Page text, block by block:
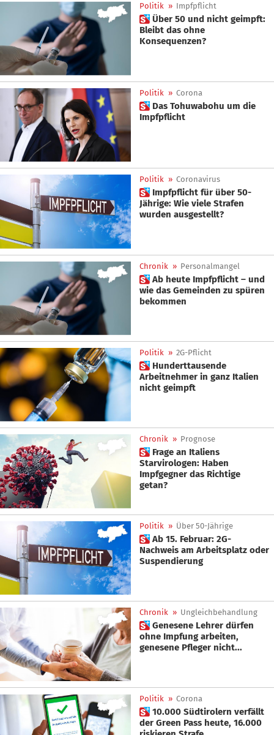
Politik » Impfpflicht
 Über 50 und nicht geimpft:
Bleibt das ohne
Konsequenzen?
Politik » Corona
 Das Tohuwabohu um die
Impfpflicht
Politik » Coronavirus
 Impfpflicht für über 50-
Jährige: Wie viele Strafen
wurden ausgestellt?
Chronik » Personalmangel
 Ab heute Impfpflicht – und
wie das Gemeinden zu spüren
bekommen
Politik » 2G-Pflicht
 Hunderttausende
Arbeitnehmer in ganz Italien
nicht geimpft
Chronik » Prognose
 Frage an Italiens
Starvirologen: Haben
Impfgegner das Richtige
getan?
Politik » Über 50-Jährige
 Ab 15. Februar: 2G-
Nachweis am Arbeitsplatz oder
Suspendierung
Chronik » Ungleichbehandlung
 Genesene Lehrer dürfen
ohne Impfung arbeiten,
genesene Pfleger nicht...
Politik » Corona
 10.000 Südtirolern verfällt
der Green Pass heute, 16.000